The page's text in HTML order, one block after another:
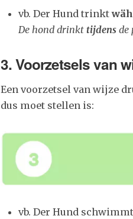
vb. Der Hund trinkt
De hond drinkt tijdens de
3. Voorzetsels van
Een voorzetsel van wijze
dus moet stellen is:
vb. Der Hund schwimmt